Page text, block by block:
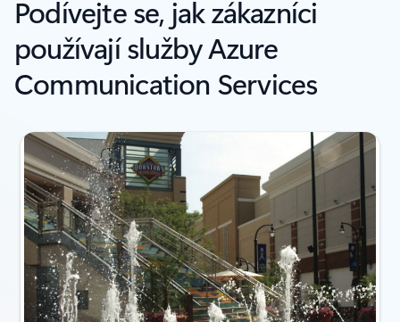
Podívejte se, jak zákazníci
používají služby Azure
Communication Services